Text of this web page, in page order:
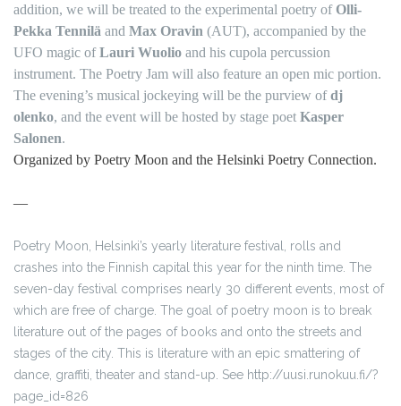
addition, we will be treated to the experimental poetry of Olli-
Pekka Tennilä and Max Oravin (AUT), accompanied by the
UFO magic ofLauri Wuolio and his cupola percussion
instrument. The Poetry Jam will also feature an open mic portion.
The evening’s musical jockeying will be the purview ofdj
olenko, and the event will be hosted by stage poet Kasper
Salonen.
Organized by Poetry Moon and the Helsinki Poetry Connection.
—
Poetry Moon, Helsinki’s yearly literature festival, rolls and
crashes into the Finnish capital this year for the ninth time. The
seven-day festival comprises nearly 30 different events, most of
which are free of charge. The goal of poetry moon is to break
literature out of the pages of books and onto the streets and
stages of the city. This is literature with an epic smattering of
dance, graffiti, theater and stand-up. See http://uusi.runokuu.fi/?
page_id=826